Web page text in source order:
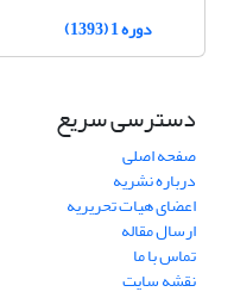
دوره 1 (1393)
دسترسی سریع
صفحه اصلی
درباره نشریه
اعضای هیات تحریریه
ارسال مقاله
تماس با ما
نقشه سایت